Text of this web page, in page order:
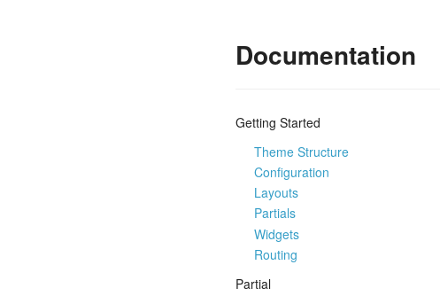
Documentation
Getting Started
Theme Structure
Configuration
Layouts
Partials
Widgets
Routing
Partial